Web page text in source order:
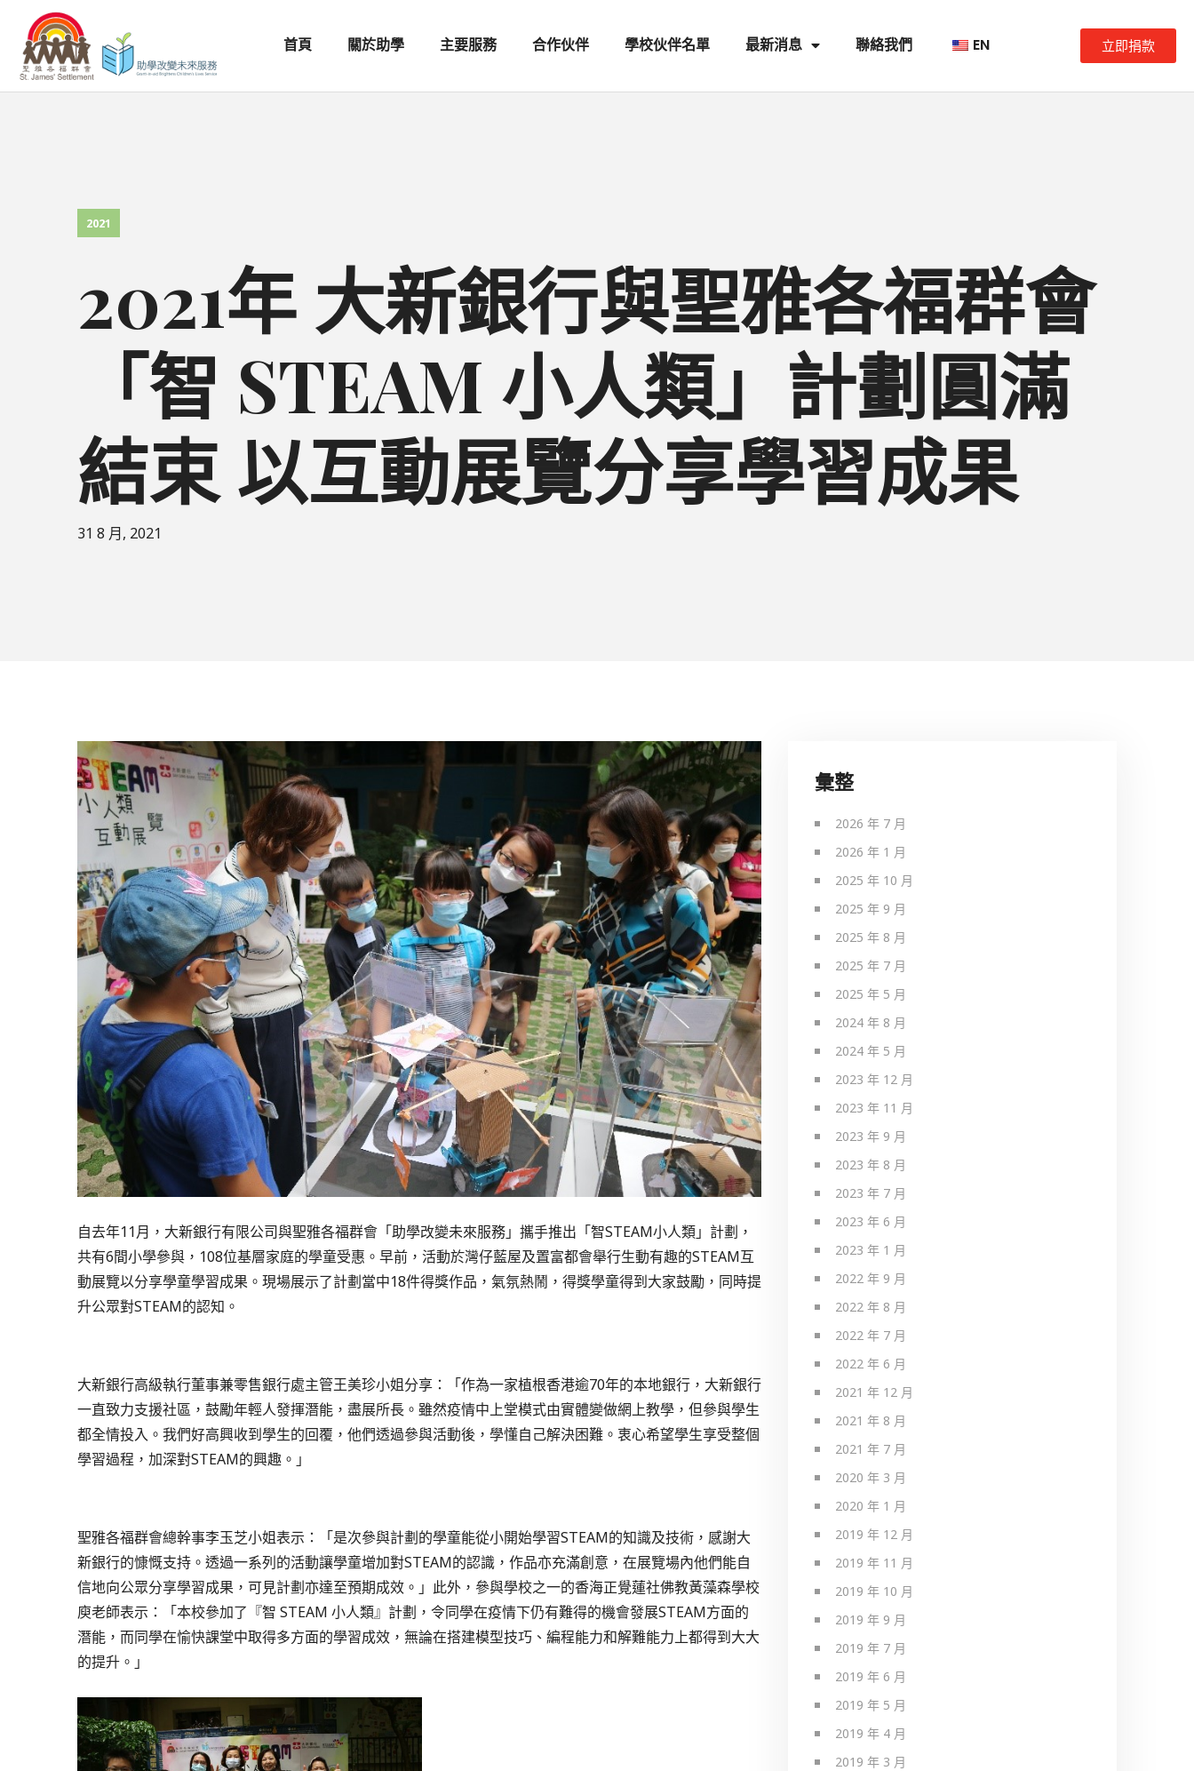
首頁 關於助學 主要服務 合作伙伴 學校伙伴名單 最新消息 聯絡我們 EN 立即捐款
2021
2021年 大新銀行與聖雅各福群會
「智 STEAM 小人類」計劃圓滿
結束 以互動展覽分享學習成果
31 8 月, 2021
自去年11月，大新銀行有限公司與聖雅各福群會「助學改變未來服務」攜手推出「智STEAM小人類」計劃，
共有6間小學參與，108位基層家庭的學童受惠。早前，活動於灣仔藍屋及置富都會舉行生動有趣的STEAM互
動展覽以分享學童學習成果。現場展示了計劃當中18件得獎作品，氣氛熱鬧，得獎學童得到大家鼓勵，同時提
升公眾對STEAM的認知。
大新銀行高級執行董事兼零售銀行處主管王美珍小姐分享：「作為一家植根香港逾70年的本地銀行，大新銀行
一直致力支援社區，鼓勵年輕人發揮潛能，盡展所長。雖然疫情中上堂模式由實體變做網上教學，但參與學生
都全情投入。我們好高興收到學生的回覆，他們透過參與活動後，學懂自己解決困難。衷心希望學生享受整個
學習過程，加深對STEAM的興趣。」
聖雅各福群會總幹事李玉芝小姐表示：「是次參與計劃的學童能從小開始學習STEAM的知識及技術，感謝大
新銀行的慷慨支持。透過一系列的活動讓學童增加對STEAM的認識，作品亦充滿創意，在展覽場內他們能自
信地向公眾分享學習成果，可見計劃亦達至預期成效。」此外，參與學校之一的香海正覺蓮社佛教黃藻森學校
庾老師表示：「本校參加了『智 STEAM 小人類』計劃，令同學在疫情下仍有難得的機會發展STEAM方面的
潛能，而同學在愉快課堂中取得多方面的學習成效，無論在搭建模型技巧、編程能力和解難能力上都得到大大
的提升。」
彙整
2026 年 7 月
2026 年 1 月
2025 年 10 月
2025 年 9 月
2025 年 8 月
2025 年 7 月
2025 年 5 月
2024 年 8 月
2024 年 5 月
2023 年 12 月
2023 年 11 月
2023 年 9 月
2023 年 8 月
2023 年 7 月
2023 年 6 月
2023 年 1 月
2022 年 9 月
2022 年 8 月
2022 年 7 月
2022 年 6 月
2021 年 12 月
2021 年 8 月
2021 年 7 月
2020 年 3 月
2020 年 1 月
2019 年 12 月
2019 年 11 月
2019 年 10 月
2019 年 9 月
2019 年 7 月
2019 年 6 月
2019 年 5 月
2019 年 4 月
2019 年 3 月